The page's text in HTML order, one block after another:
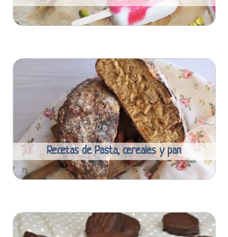
Recetas de Pasta, cereales y pan